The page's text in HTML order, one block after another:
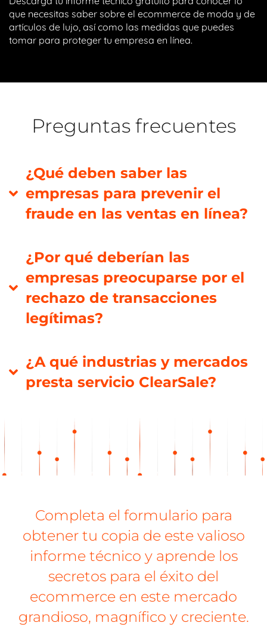
que necesitas saber sobre el ecommerce de moda y de
artículos de lujo, así como las medidas que puedes
tomar para proteger tu empresa en línea.
Preguntas frecuentes
¿Qué deben saber las
empresas para prevenir el
fraude en las ventas en línea?
¿Por qué deberían las
empresas preocuparse por el
rechazo de transacciones
legítimas?
¿A qué industrias y mercados
presta servicio ClearSale?
Completa el formulario para
obtener tu copia de este valioso
informe técnico y aprende los
secretos para el éxito del
ecommerce en este mercado
grandioso, magnífico y creciente.